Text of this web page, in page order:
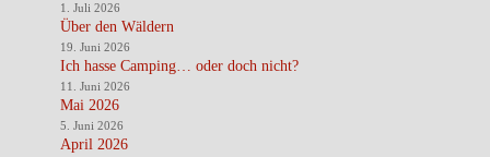
1. Juli 2026
Über den Wäldern
19. Juni 2026
Ich hasse Camping… oder doch nicht?
11. Juni 2026
Mai 2026
5. Juni 2026
April 2026